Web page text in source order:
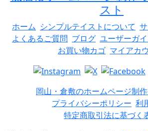
スト
ホーム シンプルテイストについて
よくあるご質問 ブログ ユーザーガ
お買い物カゴ マイアカ
岡山・倉敷のホームページ制
プライバシーポリシー 利
特定商取引法に基づく